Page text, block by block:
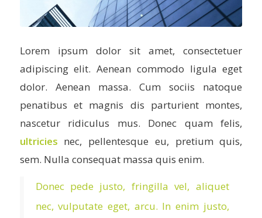
Lorem ipsum dolor sit amet, consectetuer
adipiscing elit. Aenean commodo ligula eget
dolor. Aenean massa. Cum sociis natoque
penatibus et magnis dis parturient montes,
nascetur ridiculus mus. Donec quam felis,
ultricies nec, pellentesque eu, pretium quis,
sem. Nulla consequat massa quis enim.
Donec pede justo, fringilla vel, aliquet
nec, vulputate eget, arcu. In enim justo,